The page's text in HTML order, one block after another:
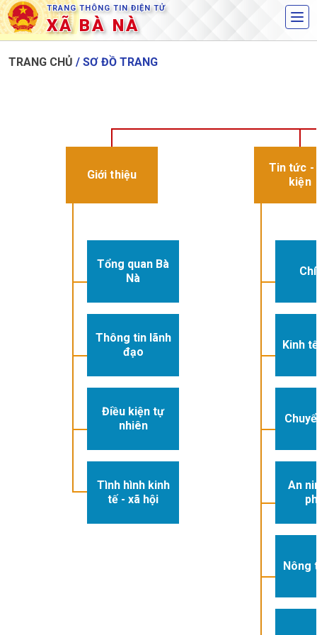
TRANG THÔNG TIN ĐIỆN TỬ
XÃ BÀ NÀ
TRANG CHỦ / SƠ ĐỒ TRANG
Giới thiệu
Tổng quan Bà
Nà
Thông tin lãnh
đạo
Điều kiện tự
nhiên
Tình hình kinh
tế - xã hội
Tin tức -
kiện
Kinh
An
Nông